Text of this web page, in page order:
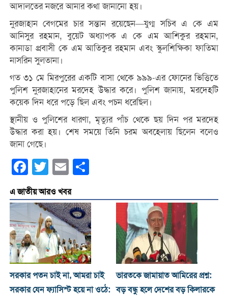
আদালতের নজরে আনার কথা জানানো হয়।
নুরজাহান বেগমের চার সন্তান রয়েছেন—যুগ্ম সচিব এ কে এম
আনিসুর রহমান, বুয়েট অধ্যাপক এ কে এম আশিকুর রহমান,
কানাডা প্রবাসী কে এম আতিকুর রহমান এবং স্কুলশিক্ষিকা ফাতিমা
নাসরিন সুলতানা।
গত ৩১ মে মিরপুরের একটি বাসা থেকে ৯৯৯-এর ফোনের ভিত্তিতে
পুলিশ নুরজাহানের মরদেহ উদ্ধার করে। পুলিশ জানায়, মরদেহটি
কয়েক দিন ধরে পড়ে ছিল এবং পচন ধরেছিল।
স্থানীয় ও পুলিশের ধারণা, মৃত্যুর পাঁচ থেকে ছয় দিন পর মরদেহ
উদ্ধার করা হয়। শেষ সময়ে তিনি চরম অবহেলায় ছিলেন বলেও
জানা গেছে।
Facebook
Twitter Email
এ জাতীয় আরও খবর
সরকার পতন চাই না, আমরা চাই
সরকার যেন ফ্যাসিস্ট হয়ে না ওঠে:
ভারতকে জামায়াত আমিরের প্রশ্ন:
বড় বন্ধু হলে দেশের বড় কিলারকে